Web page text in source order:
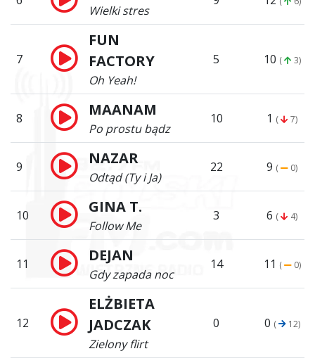
Wielki stres
7
FUN
FACTORY
Oh Yeah!
5 10 ( 3)
8 MAANAM
Po prostu bądz
10 1 ( 7)
9 NAZAR
Odtąd (Ty i Ja)
22 9 ( 0)
10 GINA T.
Follow Me
3 6 ( 4)
11 DEJAN
Gdy zapada noc
14 11 ( 0)
12
ELŻBIETA
JADCZAK
Zielony flirt
0 0 ( 12)